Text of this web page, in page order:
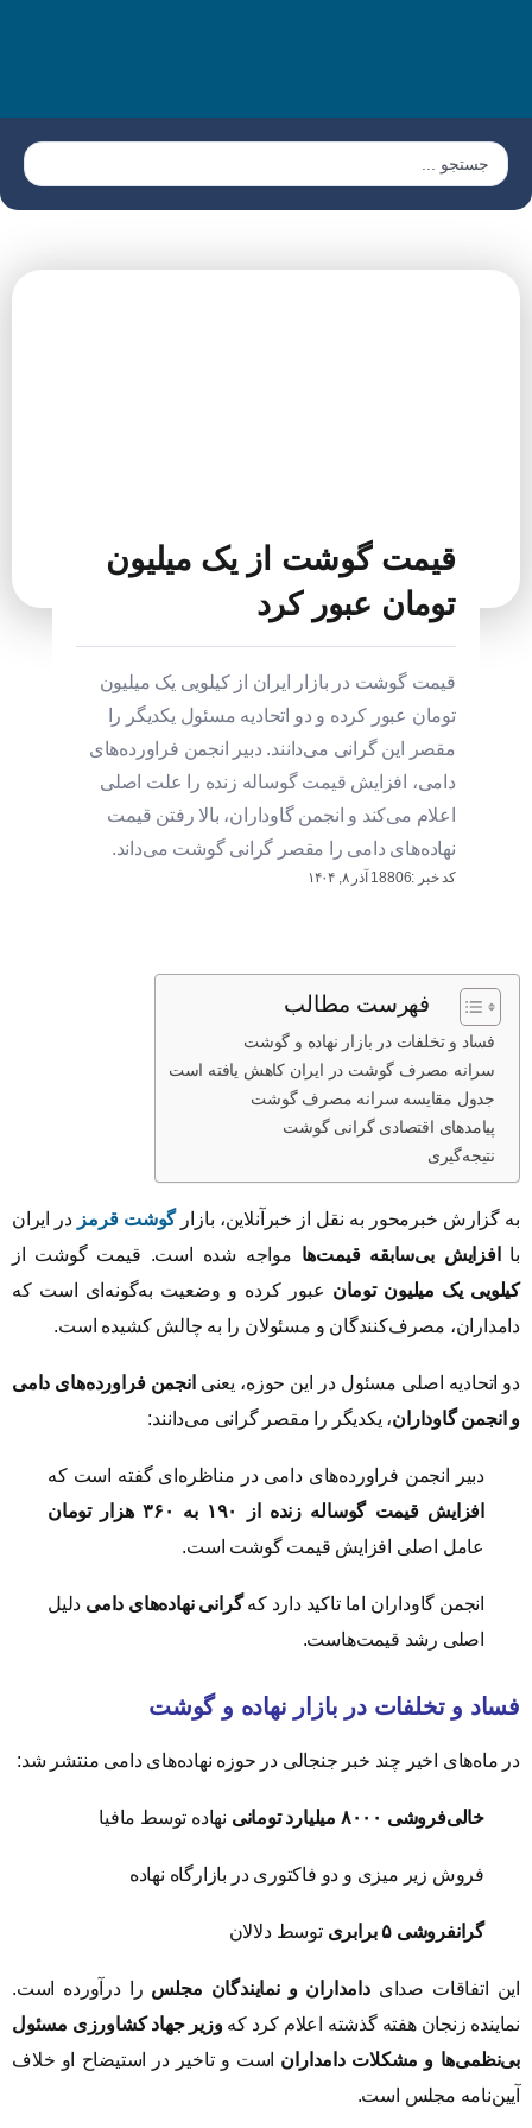
قیمت گوشت از یک میلیون
تومان عبور کرد
قیمت گوشت در بازار ایران از کیلویی یک میلیون
تومان عبور کرده و دو اتحادیه مسئول یکدیگر را
مقصر این گرانی می‌دانند. دبیر انجمن فراورده‌های
دامی، افزایش قیمت گوساله زنده را علت اصلی
اعلام می‌کند و انجمن گاوداران، بالا رفتن قیمت
نهاده‌های دامی را مقصر گرانی گوشت می‌داند.
کد خبر :18806 آذر ۸, ۱۴۰۴
فهرست مطالب
فساد و تخلفات در بازار نهاده و گوشت
سرانه مصرف گوشت در ایران کاهش یافته است
جدول مقایسه سرانه مصرف گوشت
پیامدهای اقتصادی گرانی گوشت
نتیجه‌گیری
به گزارش خبرمحور به نقل از خبرآنلاین، بازارگوشت قرمز در ایران
با
افزایش بی‌سابقه قیمت‌ها مواجه شده است. قیمت گوشت از
کیلویی یک میلیون تومان عبور کرده و وضعیت به‌گونه‌ای است که
دامداران، مصرف‌کنندگان و مسئولان را به چالش کشیده است.
دو اتحادیه اصلی مسئول در این حوزه، یعنی انجمن فراورده‌های دامی
و انجمن گاوداران، یکدیگر را مقصر گرانی می‌دانند:
دبیر انجمن فراورده‌های دامی در مناظره‌ای گفته است که
افزایش قیمت گوساله زنده از ۱۹۰ به ۳۶۰ هزار تومان
عامل اصلی افزایش قیمت گوشت است.
انجمن گاوداران اما تاکید دارد کهگرانی نهاده‌های دامی دلیل
اصلی رشد قیمت‌هاست.
فساد و تخلفات در بازار نهاده و گوشت
در ماه‌های اخیر چند خبر جنجالی در حوزه نهاده‌های دامی منتشر شد:
خالی‌فروشی ۸۰۰۰ میلیارد تومانی نهاده توسط مافیا
فروش زیر میزی و دو فاکتوری در بازارگاه نهاده
گرانفروشی ۵ برابری توسط دلالان
این اتفاقات صدایدامداران و نمایندگان مجلس را درآورده است.
نماینده زنجان هفته گذشته اعلام کرد کهوزیر جهاد کشاورزی مسئول
بی‌نظمی‌ها و مشکلات دامداران است و تاخیر در استیضاح او خلاف
آیین‌نامه مجلس است.